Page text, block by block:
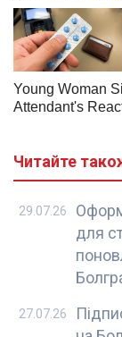
Читайте
для
29.07.26
27.07.26